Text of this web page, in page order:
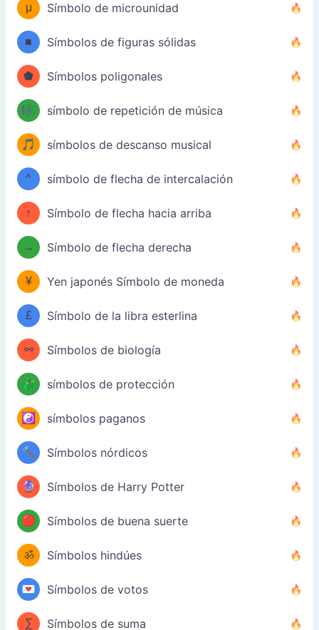
μ Símbolo de microunidad
■ Símbolos de figuras sólidas
⬟ Símbolos poligonales
🎼 símbolo de repetición de música
🎵 símbolos de descanso musical
^ símbolo de flecha de intercalación
↑ Símbolo de flecha hacia arriba
→ Símbolo de flecha derecha
¥ Yen japonés Símbolo de moneda
£ Símbolo de la libra esterlina
⚯ Símbolos de biología
🐉 símbolos de protección
☯️ símbolos paganos
🔨 Símbolos nórdicos
🔮 Símbolos de Harry Potter
🔴 Símbolos de buena suerte
ॐ Símbolos hindúes
💌 Símbolos de votos
∑ Símbolos de suma